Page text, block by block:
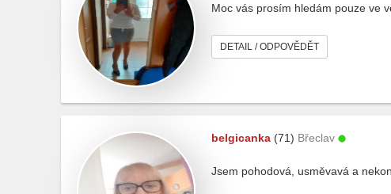
Moc vás prosím hledám pouze ve
DETAIL / ODPOVĚDĚT
belgicanka (71) Břeclav
Jsem pohodová, usměvavá a